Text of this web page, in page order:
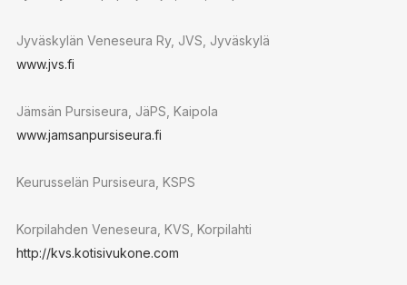
Jyväskylän Veneseura Ry, JVS, Jyväskylä
www.jvs.fi
Jämsän Pursiseura, JäPS, Kaipola
www.jamsanpursiseura.fi
Keurusselän Pursiseura, KSPS
Korpilahden Veneseura, KVS, Korpilahti
http://kvs.kotisivukone.com